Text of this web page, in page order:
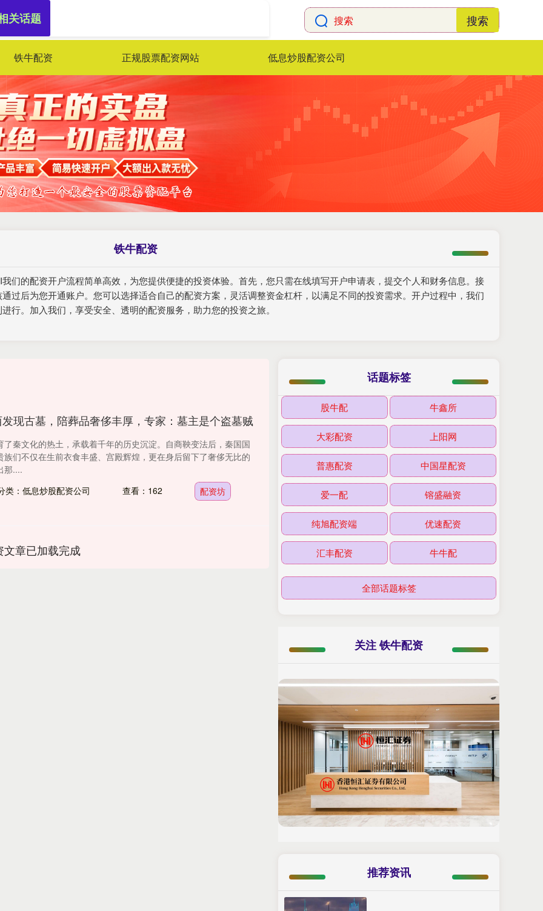
搜索
铁牛配资 正规股票配资网站 低息炒股配资公司
铁牛配资
们的配资开户流程简单高效，为您提供便捷的投资体验。首先，您只需在线填写开户申请表，提交个人和财务信息。接
过后为您开通账户。您可以选择适合自己的配资方案，灵活调整资金杠杆，以满足不同的投资需求。开户过程中，我们
行。加入我们，享受安全、透明的配资服务，助力您的投资之旅。
关话题
现古墓，陪葬品奢侈丰厚，专家：墓主是个盗墓贼
了秦文化的热土，承载着千年的历史沉淀。自商鞅变法后，秦国国
族们不仅在生前衣食丰盛、宫殿辉煌，更在身后留下了奢侈无比的
那....
类：低息炒股配资公司
查看：162 配资坊
文章已加载完成
话题标签
股牛配 牛鑫所
大彩配资 上阳网
普惠配资 中国星配资
爱一配 镕盛融资
纯旭配资端 优速配资
汇丰配资 牛牛配
全部话题标签
关注 铁牛配资
推荐资讯